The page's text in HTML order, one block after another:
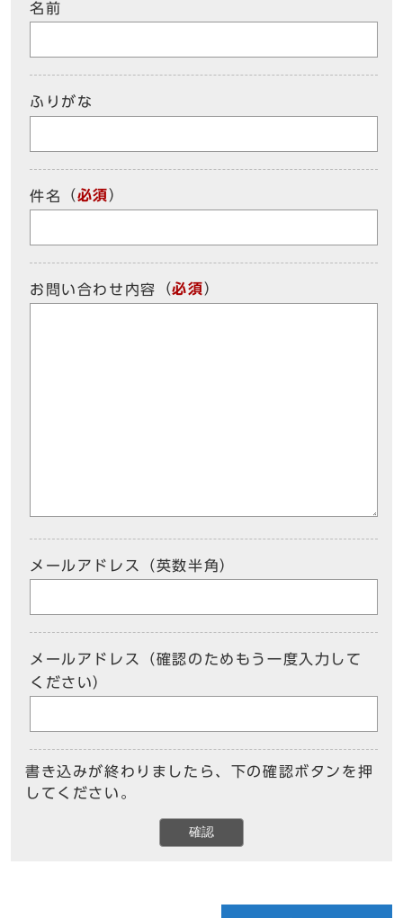
名前
ふりがな
件名 （必須）
お問い合わせ内容 （必須）
メールアドレス（英数半角）
メールアドレス（確認のためもう一度入力して
ください）
書き込みが終わりましたら、下の確認ボタンを押
してください。
確認